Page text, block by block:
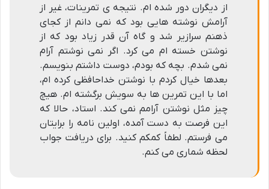
از دیگران دور شده ام. نتیجه ی تمرینات، غیر از
آرامش نوشته هایی بود که نمی دانم از کجای
ذهنم سرازیر شد و گاه آن قدر زیاد بود که از
نوشتن خسته ام می کرد. اگر نمی نوشتم آرام
نمی شدم. بچه که بودم، دوست داشتم بنویسم.
بعدها خیال کردم با نوشتن خداحافظی کرده ام،
اما با این تمرین ها به سویش برگشته ام. هیچ
چیز مثل نوشتن آرامم نمی کند. استاد، حالا که
این فرصت به دست آمده، اولین نامه را برایتان
می فرستم. لطفاً کمکم کنید. برای دریافت جواب
لحظه شماری می کنم.